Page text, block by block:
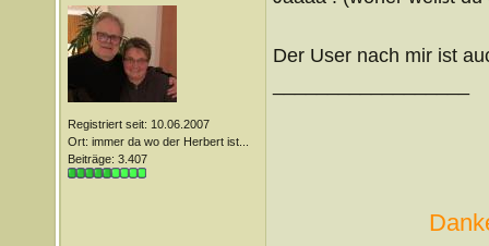
Registriert seit: 10.06.2007
Ort: immer da wo der Herbert ist...
Beiträge: 3.407
Der User nach mir ist